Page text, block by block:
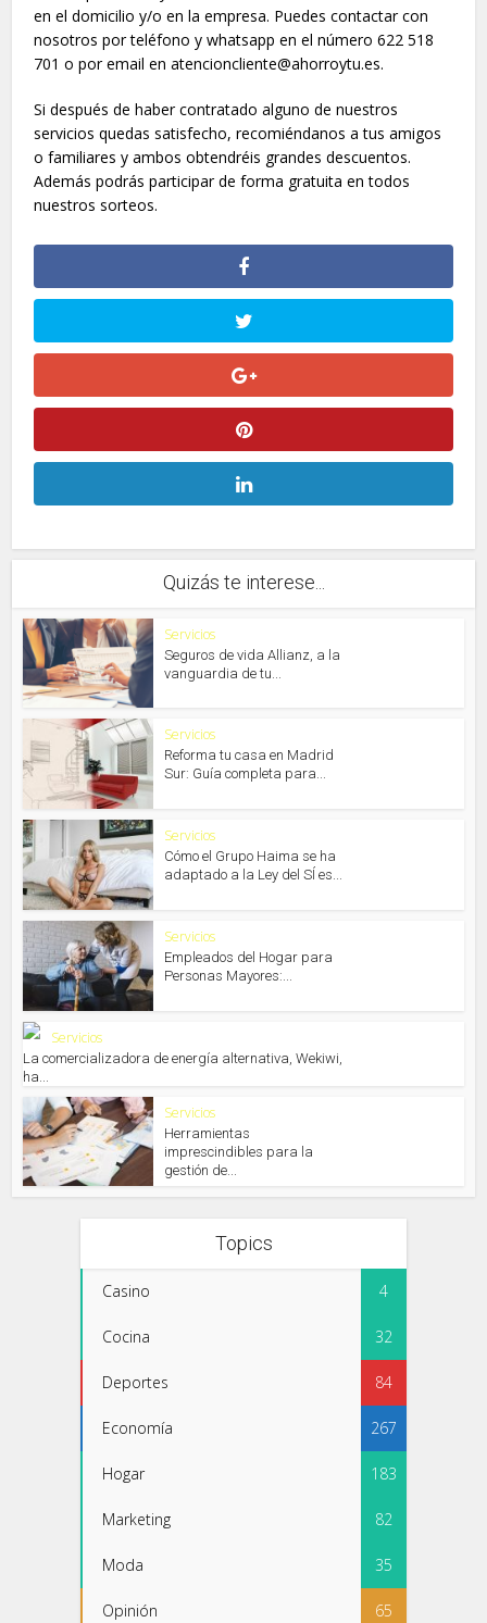
en el domicilio y/o en la empresa. Puedes contactar con
nosotros por teléfono y whatsapp en el número 622 518
701 o por email en atencioncliente@ahorroytu.es.
Si después de haber contratado alguno de nuestros
servicios quedas satisfecho, recomiéndanos a tus amigos
o familiares y ambos obtendréis grandes descuentos.
Además podrás participar de forma gratuita en todos
nuestros sorteos.
Quizás te interese...
Servicios
Seguros de vida Allianz, a la
vanguardia de tu...
Servicios
Reforma tu casa en Madrid
Sur: Guía completa para...
Servicios
Cómo el Grupo Haima se ha
adaptado a la Ley del SÍ es...
Servicios
Empleados del Hogar para
Personas Mayores:...
Servicios
La comercializadora de energía alternativa, Wekiwi,
ha...
Servicios
Herramientas
imprescindibles para la
gestión de...
Topics
Casino 4
Cocina 32
Deportes 84
Economía 267
Hogar 183
Marketing 82
Moda 35
Opinión 65